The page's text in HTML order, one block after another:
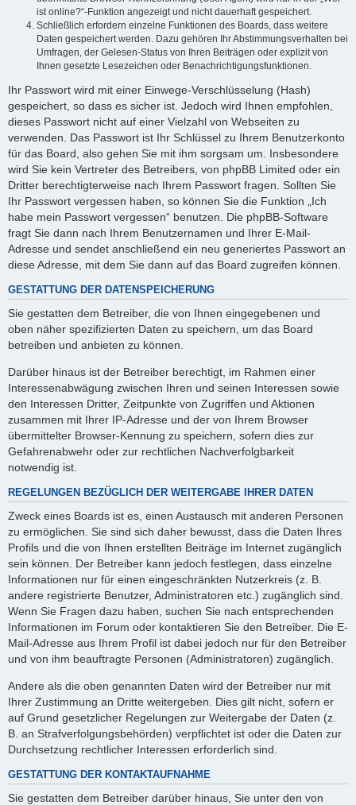
ist online?“-Funktion angezeigt und nicht dauerhaft gespeichert.
Schließlich erfordern einzelne Funktionen des Boards, dass weitere
Daten gespeichert werden. Dazu gehören Ihr Abstimmungsverhalten bei
Umfragen, der Gelesen-Status von Ihren Beiträgen oder explizit von
Ihnen gesetzte Lesezeichen oder Benachrichtigungsfunktionen.
Ihr Passwort wird mit einer Einwege-Verschlüsselung (Hash)
gespeichert, so dass es sicher ist. Jedoch wird Ihnen empfohlen,
dieses Passwort nicht auf einer Vielzahl von Webseiten zu
verwenden. Das Passwort ist Ihr Schlüssel zu Ihrem Benutzerkonto
für das Board, also gehen Sie mit ihm sorgsam um. Insbesondere
wird Sie kein Vertreter des Betreibers, von phpBB Limited oder ein
Dritter berechtigterweise nach Ihrem Passwort fragen. Sollten Sie
Ihr Passwort vergessen haben, so können Sie die Funktion „Ich
habe mein Passwort vergessen“ benutzen. Die phpBB-Software
fragt Sie dann nach Ihrem Benutzernamen und Ihrer E-Mail-
Adresse und sendet anschließend ein neu generiertes Passwort an
diese Adresse, mit dem Sie dann auf das Board zugreifen können.
GESTATTUNG DER DATENSPEICHERUNG
Sie gestatten dem Betreiber, die von Ihnen eingegebenen und
oben näher spezifizierten Daten zu speichern, um das Board
betreiben und anbieten zu können.
Darüber hinaus ist der Betreiber berechtigt, im Rahmen einer
Interessenabwägung zwischen Ihren und seinen Interessen sowie
den Interessen Dritter, Zeitpunkte von Zugriffen und Aktionen
zusammen mit Ihrer IP-Adresse und der von Ihrem Browser
übermittelter Browser-Kennung zu speichern, sofern dies zur
Gefahrenabwehr oder zur rechtlichen Nachverfolgbarkeit
notwendig ist.
REGELUNGEN BEZÜGLICH DER WEITERGABE IHRER DATEN
Zweck eines Boards ist es, einen Austausch mit anderen Personen
zu ermöglichen. Sie sind sich daher bewusst, dass die Daten Ihres
Profils und die von Ihnen erstellten Beiträge im Internet zugänglich
sein können. Der Betreiber kann jedoch festlegen, dass einzelne
Informationen nur für einen eingeschränkten Nutzerkreis (z. B.
andere registrierte Benutzer, Administratoren etc.) zugänglich sind.
Wenn Sie Fragen dazu haben, suchen Sie nach entsprechenden
Informationen im Forum oder kontaktieren Sie den Betreiber. Die E-
Mail-Adresse aus Ihrem Profil ist dabei jedoch nur für den Betreiber
und von ihm beauftragte Personen (Administratoren) zugänglich.
Andere als die oben genannten Daten wird der Betreiber nur mit
Ihrer Zustimmung an Dritte weitergeben. Dies gilt nicht, sofern er
auf Grund gesetzlicher Regelungen zur Weitergabe der Daten (z.
B. an Strafverfolgungsbehörden) verpflichtet ist oder die Daten zur
Durchsetzung rechtlicher Interessen erforderlich sind.
GESTATTUNG DER KONTAKTAUFNAHME
Sie gestatten dem Betreiber darüber hinaus, Sie unter den von